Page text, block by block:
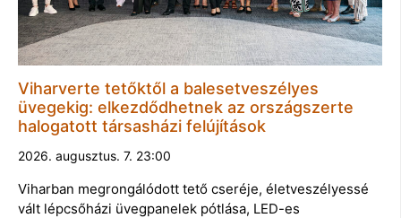
Viharverte tetőktől a balesetveszélyes
üvegekig: elkezdődhetnek az országszerte
halogatott társasházi felújítások
2026. augusztus. 7. 23:00
Viharban megrongálódott tető cseréje, életveszélyessé
vált lépcsőházi üvegpanelek pótlása, LED-es